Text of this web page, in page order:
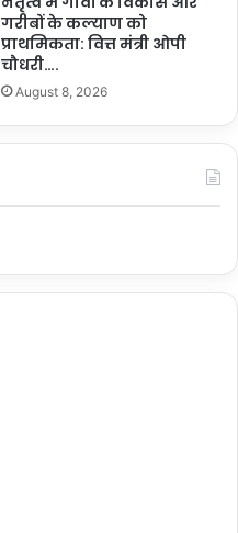
गरीबों के कल्याण को
प्राथमिकता: वित्त मंत्री ओपी
चौधरी….
August 8, 2026